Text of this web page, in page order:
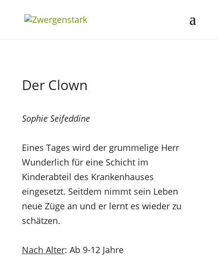
Der Clown
Sophie Seifeddine
Eines Tages wird der grummelige Herr
Wunderlich für eine Schicht im
Kinderabteil des Krankenhauses
eingesetzt. Seitdem nimmt sein Leben
neue Züge an und er lernt es wieder zu
schätzen.
Nach Alter: Ab 9-12 Jahre